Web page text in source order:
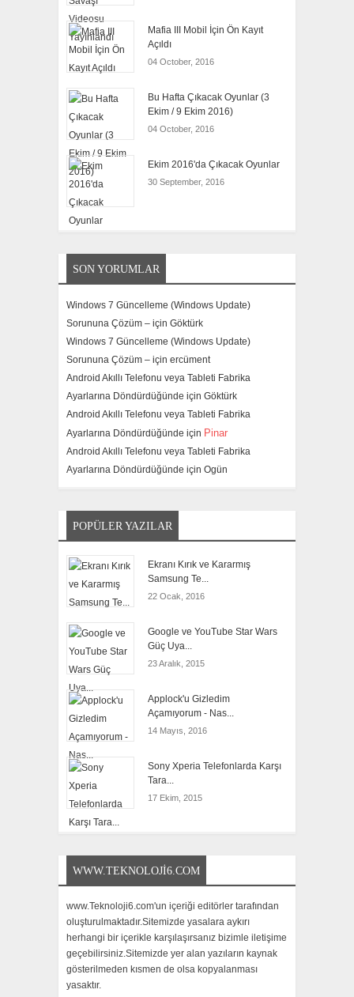
Mafia III Mobil İçin Ön Kayıt
Açıldı
04 October, 2016
Bu Hafta Çıkacak Oyunlar (3
Ekim / 9 Ekim 2016)
04 October, 2016
Ekim 2016'da Çıkacak Oyunlar
30 September, 2016
SON YORUMLAR
Windows 7 Güncelleme (Windows Update)
Sorununa Çözüm – için Göktürk
Windows 7 Güncelleme (Windows Update)
Sorununa Çözüm – için ercüment
Android Akıllı Telefonu veya Tableti Fabrika
Ayarlarına Döndürdüğünde için Göktürk
Android Akıllı Telefonu veya Tableti Fabrika
Ayarlarına Döndürdüğünde için Pinar
Android Akıllı Telefonu veya Tableti Fabrika
Ayarlarına Döndürdüğünde için Ogün
POPÜLER YAZILAR
Ekranı Kırık ve Kararmış
Samsung Te...
22 Ocak, 2016
Google ve YouTube Star Wars
Güç Uya...
23 Aralık, 2015
Applock'u Gizledim
Açamıyorum - Nas...
14 Mayıs, 2016
Sony Xperia Telefonlarda Karşı
Tara...
17 Ekim, 2015
WWW.TEKNOLOJI6.COM
www.Teknoloji6.com'un içeriği editörler tarafından
oluşturulmaktadır.Sitemizde yasalara aykırı
herhangi bir içerikle karşılaşırsanız bizimle iletişime
geçebilirsiniz.Sitemizde yer alan yazıların kaynak
gösterilmeden kısmen de olsa kopyalanması
yasaktır.